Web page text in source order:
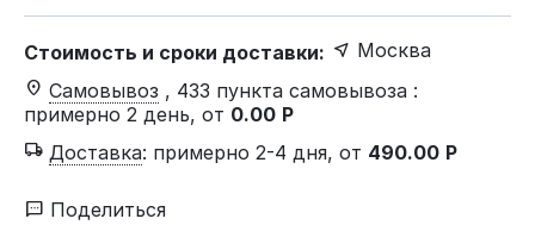
Стоимость и сроки доставки:
Москва
Самовывоз , 433 пункта самовывоза :
примерно 2 день, от 0.00 Р
Доставка: примерно 2-4 дня, от 490.00 Р
Поделиться